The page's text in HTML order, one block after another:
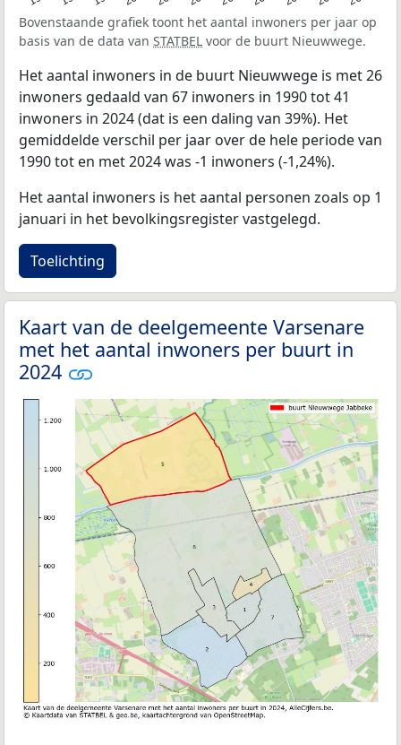
Bovenstaande grafiek toont het aantal inwoners per jaar op
basis van de data van STATBEL voor de buurt Nieuwwege.
Het aantal inwoners in de buurt Nieuwwege is met 26
inwoners gedaald van 67 inwoners in 1990 tot 41
inwoners in 2024 (dat is een daling van 39%). Het
gemiddelde verschil per jaar over de hele periode van
1990 tot en met 2024 was -1 inwoners (-1,24%).
Het aantal inwoners is het aantal personen zoals op 1
januari in het bevolkingsregister vastgelegd.
Toelichting
Kaart van de deelgemeente Varsenare
met het aantal inwoners per buurt in
2024